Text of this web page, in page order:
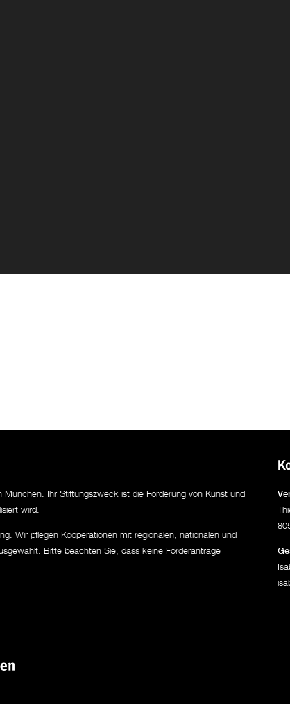
Ihr Stiftungszweck ist die Förderung von Kunst und
wird.
Wir pflegen Kooperationen mit regionalen, nationalen und
Bitte beachten Sie, dass keine Förderanträge